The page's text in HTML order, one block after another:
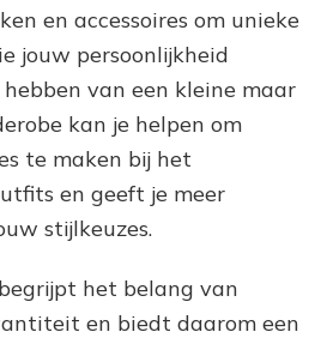
en accessoires om unieke
jouw persoonlijkheid
van een kleine maar
kan je helpen om
te maken bij het
en geeft je meer
stijlkeuzes.
het belang van
en biedt daarom een